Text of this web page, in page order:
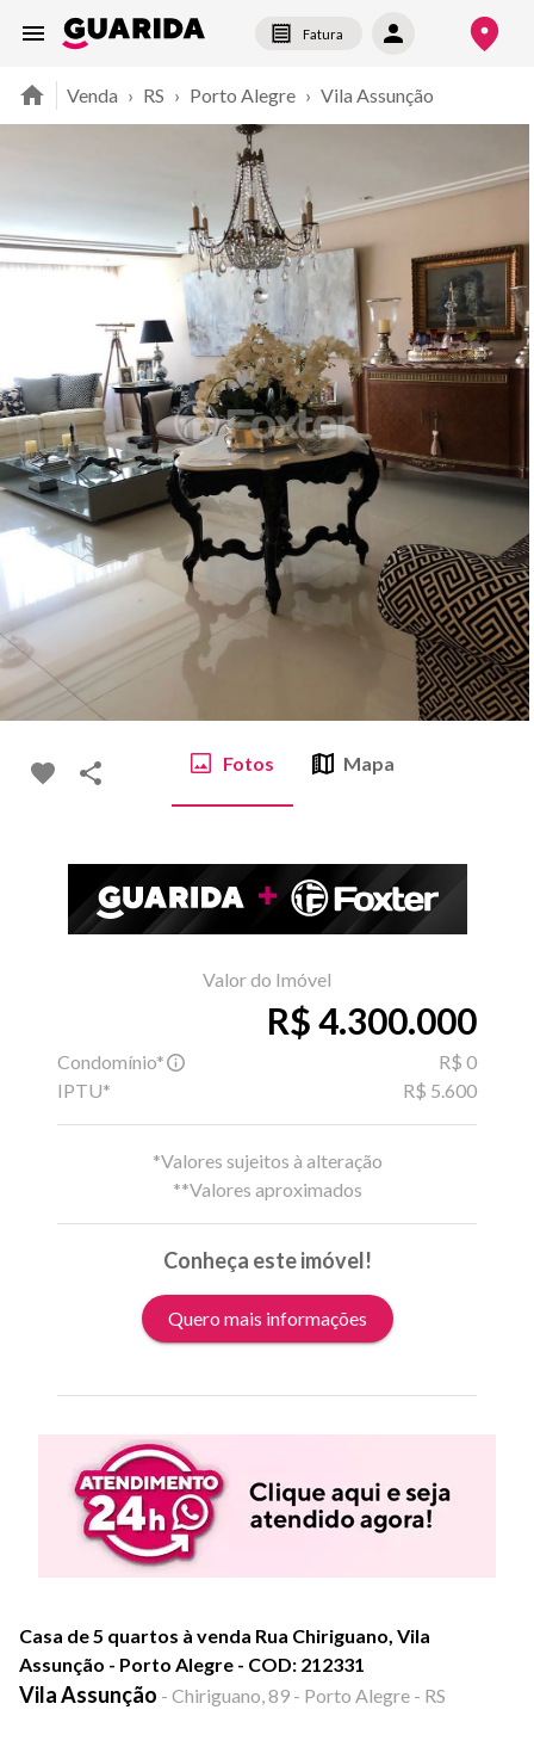
Fatura
Venda › RS › Porto Alegre › Vila Assunção
Fotos Mapa
Valor do Imóvel
R$ 4.300.000
Condomínio*
R$ 0
IPTU*
R$ 5.600
*Valores sujeitos à alteração
**Valores aproximados
Conheça este imóvel!
Quero mais informações
Casa de 5 quartos à venda Rua Chiriguano, Vila
Assunção - Porto Alegre - COD: 212331
Vila Assunção - Chiriguano, 89 - Porto Alegre - RS